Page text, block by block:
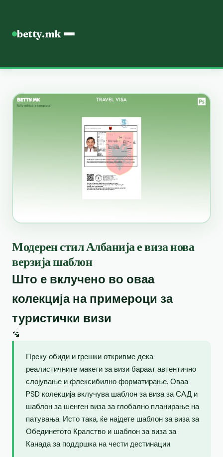
betty.mk
Модерен стил Албанија е виза нова
верзија шаблон
Што е вклучено во оваа
колекција на примероци за
туристички визи
🛂
Преку обиди и грешки откривме дека
реалистичните макети за визи бараат автентично
слојување и флексибилно форматирање. Оваа
PSD колекција вклучува шаблон за виза за САД и
шаблон за шенген виза за глобално планирање на
патувања. Исто така, ќе најдете шаблон за виза за
Обединетото Кралство и шаблон за виза за
Канада за поддршка на чести дестинации.